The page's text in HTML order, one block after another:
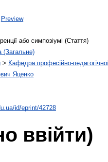
Preview
або симпозіумі (Стаття)
(Загальне)
> Кафедра професійно-
Яценко
id/eprint/42728
ввійти)